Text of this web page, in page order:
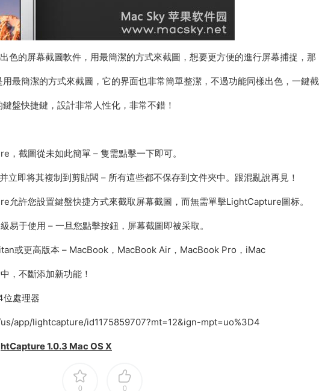
色的屏幕截圖軟件，用最簡潔的方式來截圖，想要更方便的進行屏幕捕捉，那
最簡潔的方式來截圖，它的界面也非常簡單整潔，不過功能同樣出色，一鍵截
盤快捷鍵，設計非常人性化，非常不錯！
，截圖從未如此簡單 – 隻需點擊一下即可。
立即将其複制到剪貼闆 – 所有這些都不保存到文件夾中。跟混亂說再見！
允許您設置鍵盤快捷方式來截取屏幕截圖，而無需單擊LightCapture圖标。
易于使用 – 一旦您點擊按鈕，屏幕截圖即被采取。
或更高版本 – MacBook，MacBook Air，MacBook Pro，iMac
，不斷添加新功能！
位處理器
app/lightcapture/id1175859707?mt=12&ign-mpt=uo%3D4
1.0.3 Mac OS X
0 0